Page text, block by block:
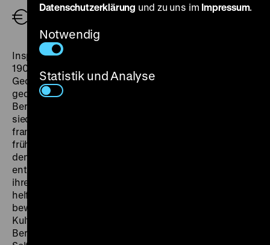
Inspiriert vom Grubenunglück von Courrières, bei dem
1906 über 1.200 Bergleute verschüttet wurden, ruft
Georg Wilhelm Pabst mit Pathos und unfassbar virtuos
gedrehten Bildern aus im Studio nachgebauten
Bergstollen zu Humanismus und Solidarität auf. Er
siedelt seinen Film über den Einsturz eines
französischen Bergstollens in der Gegenwart der
frühen 1930er an und plädiert damit vehement gegen
den aufkeimenden Nazismus. Die deutschen Arbeiter
entscheiden sich trotz mancher Ressentiments dafür,
ihren Kumpels auf der anderen Seite der Grenze zu
helfen. „Kumpel ist Kumpel“, sagen sie. Der Film
bewegt sich von Schnitt zu Schnitt zwischen den
Kulturen, als gäbe es keine Grenzen. Dass sich
Bergwerke in Grenzregionen befinden, ist keine
Datenschutzerklärung und zu uns im Impressum.
Notwendig
Statistik und Analyse